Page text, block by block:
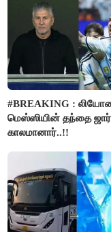
#BREAKING :
மெஸ்ஸியின் தந்தை
காலமானார்..!!